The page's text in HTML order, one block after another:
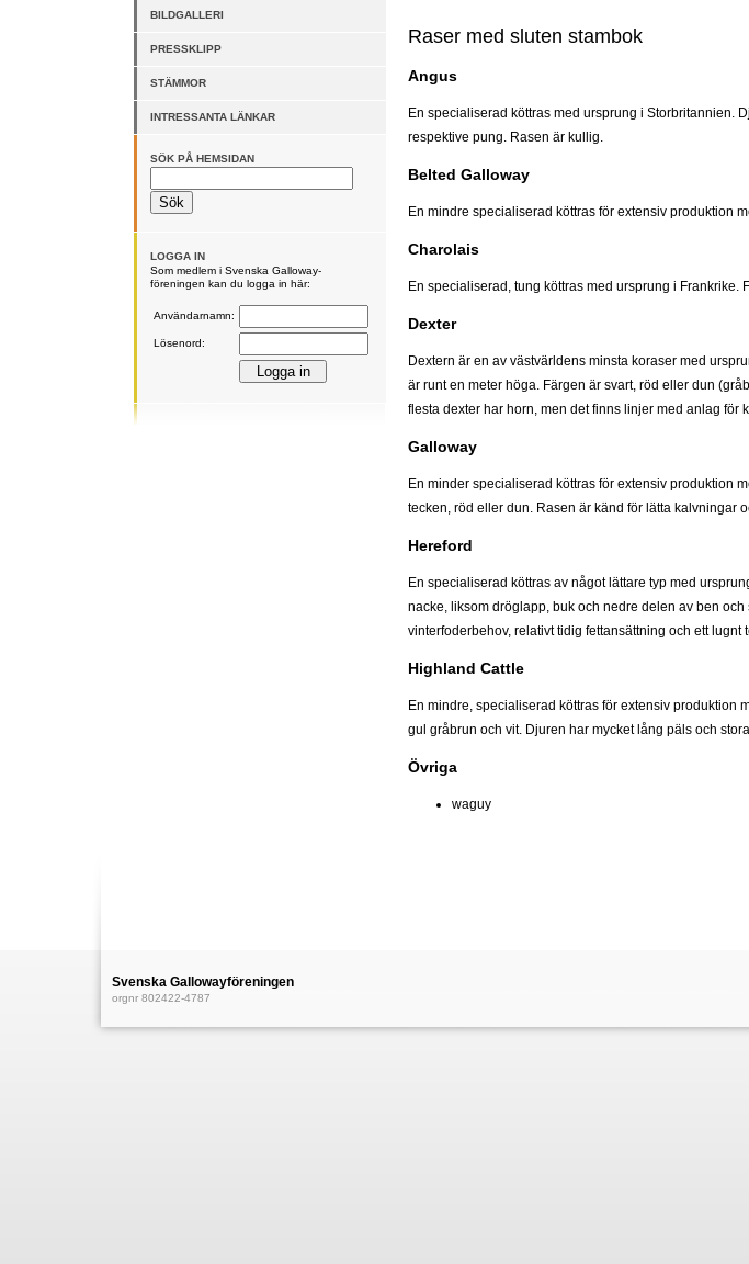
BILDGALLERI
PRESSKLIPP
STÄMMOR
INTRESSANTA LÄNKAR
SÖK PÅ HEMSIDAN
LOGGA IN
Som medlem i Svenska Galloway-
föreningen kan du logga in här:
Användarnamn:
Lösenord:
Raser med sluten stambok
Angus
En specialiserad köttras med ursprung i Storbritannien.
respektive pung. Rasen är kullig.
Belted Galloway
En mindre specialiserad köttras för extensiv produktion
Charolais
En specialiserad, tung köttras med ursprung i Frankrike.
Dexter
Dextern är en av västvärldens minsta koraser med
är runt en meter höga. Färgen är svart, röd eller dun
flesta dexter har horn, men det finns linjer med anlag för
Galloway
En minder specialiserad köttras för extensiv produktion
tecken, röd eller dun. Rasen är känd för lätta kalvningar
Hereford
En specialiserad köttras av något lättare typ med
nacke, liksom dröglapp, buk och nedre delen av ben
vinterfoderbehov, relativt tidig fettansättning och ett lugnt
Highland Cattle
En mindre, specialiserad köttras för extensiv produktion
gul gråbrun och vit. Djuren har mycket lång päls och stora
Övriga
waguy
Svenska Gallowayföreningen
orgnr 802422-4787